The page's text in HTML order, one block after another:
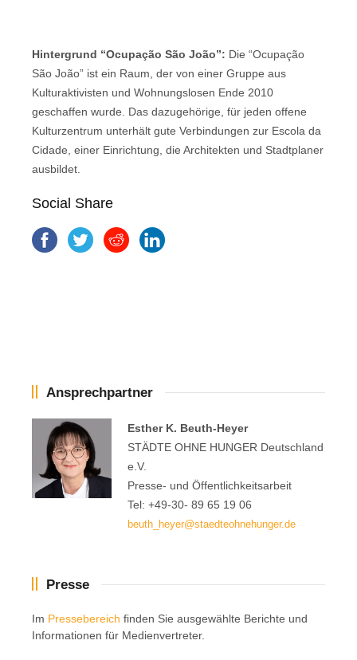
Hintergrund “Ocupação São João”: Die “Ocupação
São João” ist ein Raum, der von einer Gruppe aus
Kulturaktivisten und Wohnungslosen Ende 2010
geschaffen wurde. Das dazugehörige, für jeden offene
Kulturzentrum unterhält gute Verbindungen zur Escola da
Cidade, einer Einrichtung, die Architekten und Stadtplaner
ausbildet.
Social Share
Ansprechpartner
Esther K. Beuth-Heyer
STÄDTE OHNE HUNGER Deutschland
e.V.
Presse- und Öffentlichkeitsarbeit
Tel: +49-30- 89 65 19 06
beuth_heyer@staedteohnehunger.de
Presse
Im Pressebereich finden Sie ausgewählte Berichte und
Informationen für Medienvertreter.